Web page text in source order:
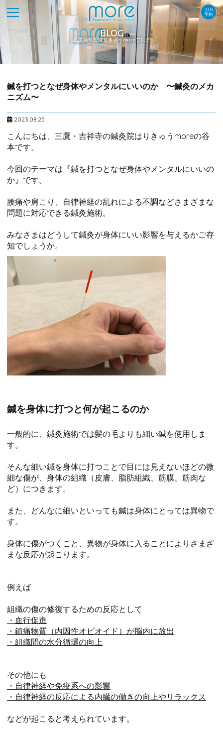
24H
予約
BLOG
三鷹鍼灸院はりきゅうmoreブログ
鍼を打つとなぜ身体やメンタルにいいのか 〜鍼灸のメカ
ニズム〜
2023.08.25
こんにちは、三鷹・吉祥寺の鍼灸院はりきゅうmoreの谷
本です。
今回のテーマは『鍼を打つとなぜ身体やメンタルにいいの
か』です。
腰痛や肩こり、自律神経の乱れによる不調などさまざまな
問題に対応できる鍼灸施術。
みなさまはどうして鍼灸が身体にいい影響を与えるかご存
知でしょうか。
鍼を身体に打つと何が起こるのか
一般的に、鍼灸施術では髪の毛よりも細い鍼を使用しま
す。
そんな細い鍼を身体に打つことで目には見えないほどの微
細な傷が、身体の組織（皮膚、脂肪組織、筋膜、筋肉な
ど）につきます。
また、どんなに細いといっても鍼は身体にとっては異物で
す。
身体に傷がつくこと、異物が身体に入ることによりさまざ
まな反応が起こります。
例えば
組織の傷の修復するための反応として
・血行促進
・鎮痛物質（内因性オピオイド）が脳内に放出
・組織間の水分循環の向上
その他にも
・自律神経や免疫系への影響
・自律神経の反応による内臓の働きの向上やリラックス
などが起こると考えられています。